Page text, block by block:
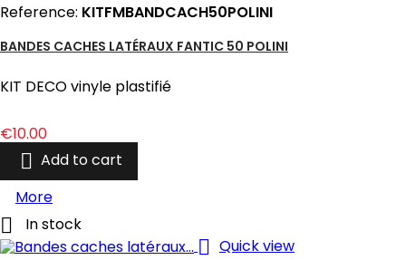
Reference: KITFMBANDCACH50POLINI
BANDES CACHES LATÉRAUX FANTIC 50 POLINI
KIT DECO vinyle plastifié
Price
€10.00
 Add to cart
More
 In stock
 Quick view